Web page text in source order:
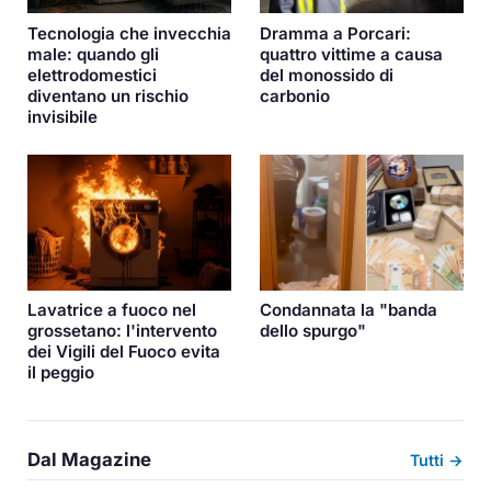
Tecnologia che invecchia
male: quando gli
elettrodomestici
diventano un rischio
invisibile
Dramma a Porcari:
quattro vittime a causa
del monossido di
carbonio
Lavatrice a fuoco nel
grossetano: l'intervento
dei Vigili del Fuoco evita
il peggio
Condannata la "banda
dello spurgo"
Dal Magazine Tutti →